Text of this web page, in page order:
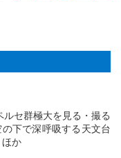
ルセ群極大を見る・撮る
下で深呼吸する天文台
か